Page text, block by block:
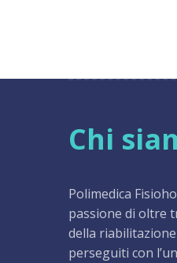
Chi
Polimedica
passione di oltre
della
perseguiti con